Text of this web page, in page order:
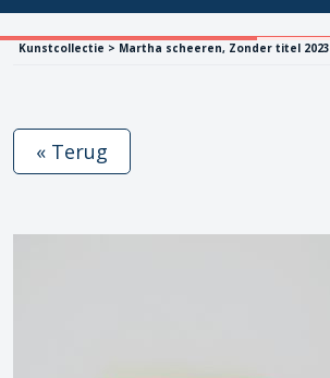
Kunstcollectie > Martha scheeren, Zonder titel 2023
« Terug